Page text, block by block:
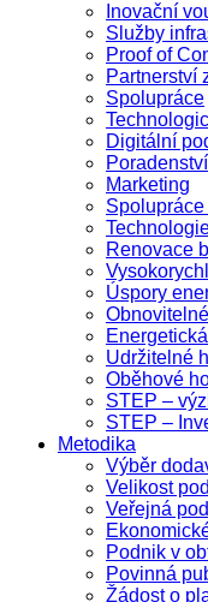
Inovační
Služby
Proof of
Partnerství
Spolupráce
Digitální
Poradenství
Marketing
Renovace
Úspory
Udržitelné
Oběhové
STEP –
STEP –
Metodika
Výběr
Velikost
Veřejná
Podnik v
Povinná
Žádost o